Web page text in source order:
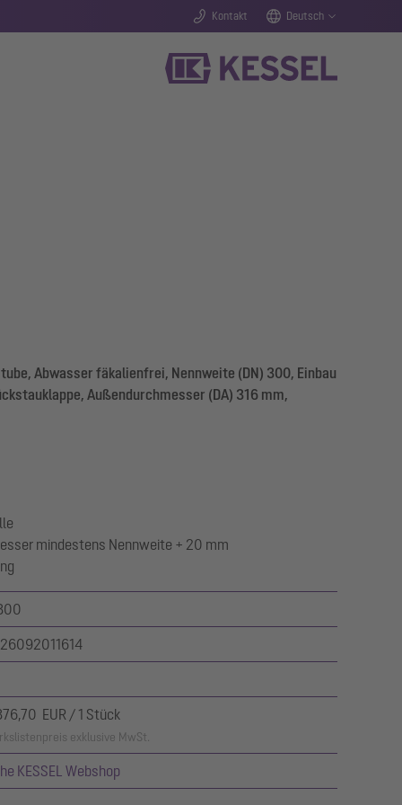
Kontakt Deutsch
Abwasser fäkalienfrei, Nennweite (DN) 300, Einbau
Außendurchmesser (DA) 316 mm,
mindestens Nennweite + 20 mm
EUR / 1 Stück
exklusive MwSt.
KESSEL Webshop